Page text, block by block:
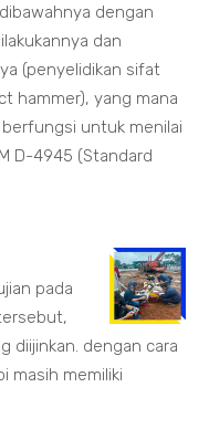
dengan
dan
(penyelidikan sifat
hammer), yang mana
untuk menilai
D-4945 (Standard
pada
diijinkan. dengan cara
masih memiliki